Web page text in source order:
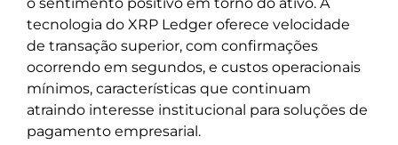
tecnologia do XRP Ledger oferece velocidade
de transação superior, com confirmações
ocorrendo em segundos, e custos operacionais
mínimos, características que continuam
atraindo interesse institucional para soluções de
pagamento empresarial.